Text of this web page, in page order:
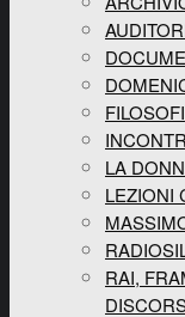
FILOSOFI
LA
LEZIONI
RAI,